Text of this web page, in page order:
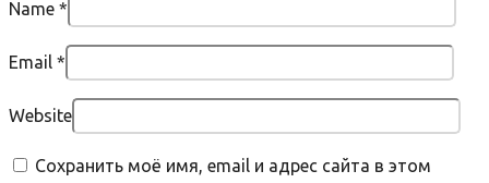
Name *
Email *
Website
Сохранить моё имя, email и адрес сайта в этом